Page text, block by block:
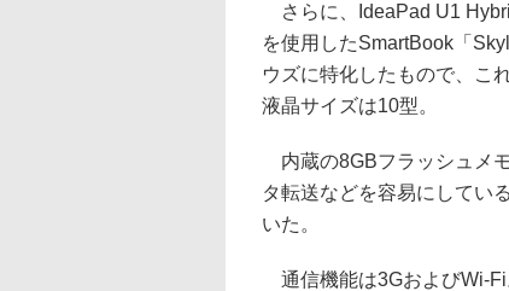
さらに、IdeaPad U1
を使用したSmartBook「
ウズに特化したもので、こ
液晶サイズは10型。
内蔵の8GBフラッシュメ
タ転送などを容易にしてい
いた。
通信機能は3GおよびWi-Fi